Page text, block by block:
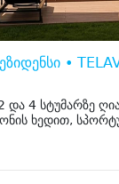
•
და 4 სტუმარზე
ხედით,